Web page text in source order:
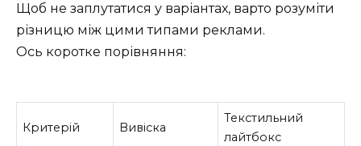
Щоб не заплутатися у варіантах, варто розуміти
різницю між цими типами реклами.
Ось коротке порівняння:
Критерій Вивіска
Текстильний
лайтбокс